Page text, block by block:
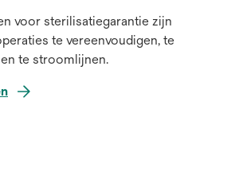
voor sterilisatiegarantie zijn
te vereenvoudigen, te
en te stroomlijnen.